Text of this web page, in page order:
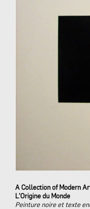
A Collection of Modern
L'Origine du Monde
Peinture noire et texte